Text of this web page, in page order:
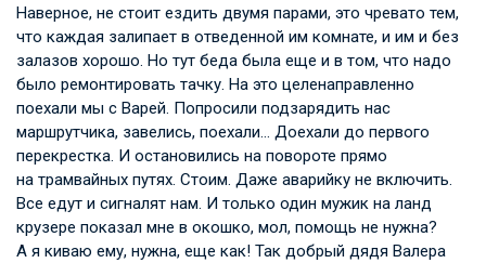
Наверное, не стоит ездить двумя парами, это чревато тем,
что каждая залипает в отведенной им комнате, и им и без
залазов хорошо. Но тут беда была еще и в том, что надо
было ремонтировать тачку. На это целенаправленно
поехали мы с Варей. Попросили подзарядить нас
маршрутчика, завелись, поехали… Доехали до первого
перекрестка. И остановились на повороте прямо
на трамвайных путях. Стоим. Даже аварийку не включить.
Все едут и сигналят нам. И только один мужик на ланд
крузере показал мне в окошко, мол, помощь не нужна?
А я киваю ему, нужна, еще как! Так добрый дядя Валера